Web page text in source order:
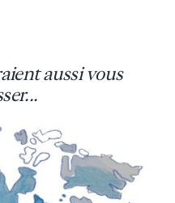
aussi vous